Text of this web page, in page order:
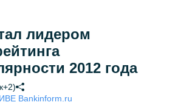
лидером
2012 года
Bankinform.ru